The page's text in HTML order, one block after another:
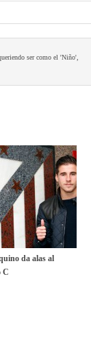
ser como el 'Niño',
da alas al
C